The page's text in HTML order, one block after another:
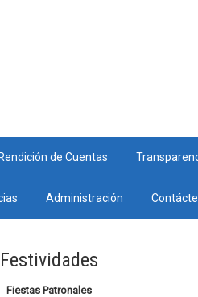
Rendición de Cuentas
Administración
Festividades
Fiestas Patronales